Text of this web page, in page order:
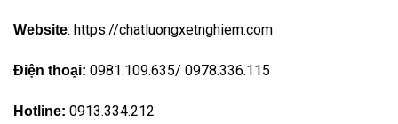
Website: https://chatluongxetnghiem.com
Điện thoại: 0981.109.635/ 0978.336.115
Hotline: 0913.334.212